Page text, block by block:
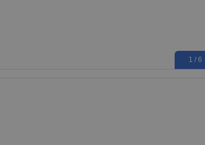
1 / 6